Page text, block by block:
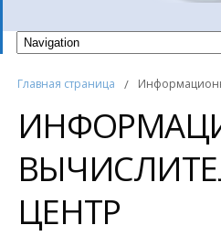
Главная страница /
ЦЕНТР